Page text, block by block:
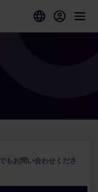
もお問い合わせくださ